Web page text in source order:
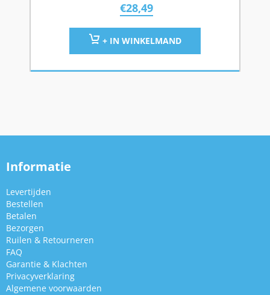
€28,49
+ IN WINKELMAND
Informatie
Levertijden
Bestellen
Betalen
Bezorgen
Ruilen & Retourneren
FAQ
Garantie & Klachten
Privacyverklaring
Algemene voorwaarden